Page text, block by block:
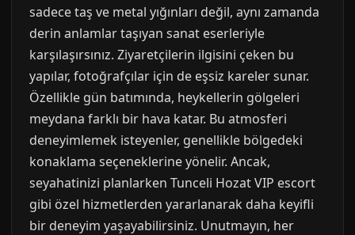
sadece taş ve metal yığınları değil, aynı zamanda
derin anlamlar taşıyan sanat eserleriyle
karşılaşırsınız. Ziyaretçilerin ilgisini çeken bu
yapılar, fotoğrafçılar için de eşsiz kareler sunar.
Özellikle gün batımında, heykellerin gölgeleri
meydana farklı bir hava katar. Bu atmosferi
deneyimlemek isteyenler, genellikle bölgedeki
konaklama seçeneklerine yönelir. Ancak,
seyahatinizi planlarken Tunceli Hozat VIP escort
gibi özel hizmetlerden yararlanarak daha keyifli
bir deneyim yaşayabilirsiniz. Unutmayın, her